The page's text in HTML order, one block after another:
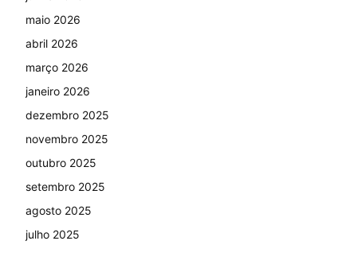
maio 2026
abril 2026
março 2026
janeiro 2026
dezembro 2025
novembro 2025
outubro 2025
setembro 2025
agosto 2025
julho 2025